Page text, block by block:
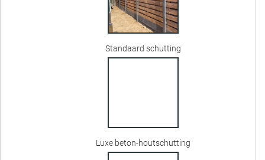
Standaard schutting
Luxe beton-houtschutting